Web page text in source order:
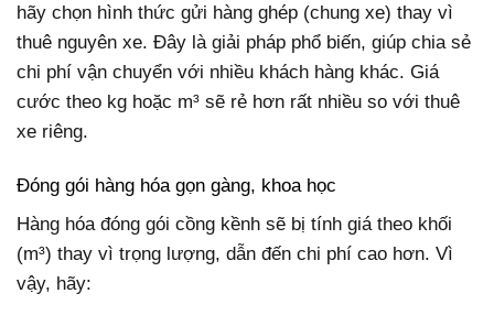
hãy chọn hình thức gửi hàng ghép (chung xe) thay vì
thuê nguyên xe. Đây là giải pháp phổ biến, giúp chia sẻ
chi phí vận chuyển với nhiều khách hàng khác. Giá
cước theo kg hoặc m³ sẽ rẻ hơn rất nhiều so với thuê
xe riêng.
Đóng gói hàng hóa gọn gàng, khoa học
Hàng hóa đóng gói cồng kềnh sẽ bị tính giá theo khối
(m³) thay vì trọng lượng, dẫn đến chi phí cao hơn. Vì
vậy, hãy: